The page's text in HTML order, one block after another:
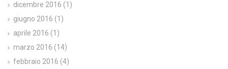
dicembre 2016 (1)
giugno 2016 (1)
aprile 2016 (1)
marzo 2016 (14)
febbraio 2016 (4)